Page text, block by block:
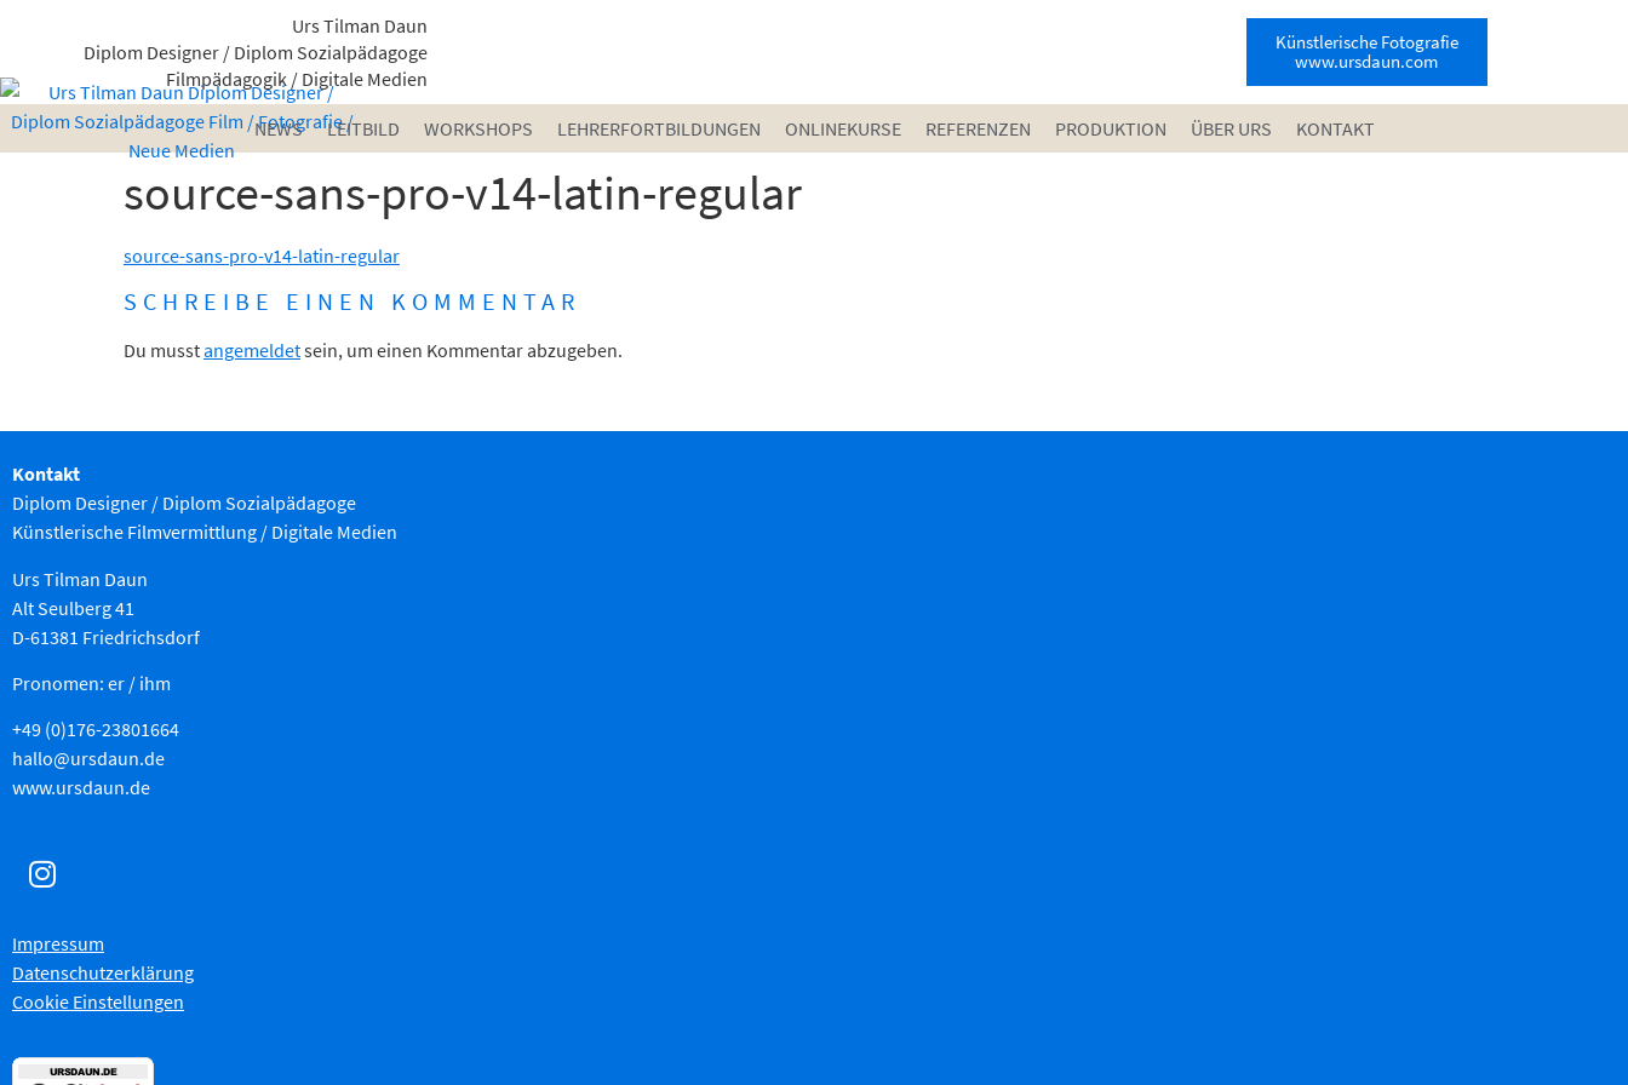
Urs Tilman Daun
Diplom Designer / Diplom Sozialpädagoge
Filmpädagogik / Digitale Medien
Künstlerische Fotografie
www.ursdaun.com
NEWS LEITBILD WORKSHOPS LEHRERFORTBILDUNGEN ONLINEKURSE REFERENZEN PRODUKTION ÜBER URS KONTAKT
source-sans-pro-v14-latin-regular
source-sans-pro-v14-latin-regular
SCHREIBE EINEN KOMMENTAR
Du musstangemeldetsein, um einen Kommentar abzugeben.
Kontakt
Diplom Designer / Diplom Sozialpädagoge
Künstlerische Filmvermittlung / Digitale Medien
Urs Tilman Daun
Alt Seulberg 41
D-61381 Friedrichsdorf
Pronomen: er / ihm
+49 (0)176-23801664
hallo@ursdaun.de
www.ursdaun.de
Impressum
Datenschutzerklärung
Cookie Einstellungen